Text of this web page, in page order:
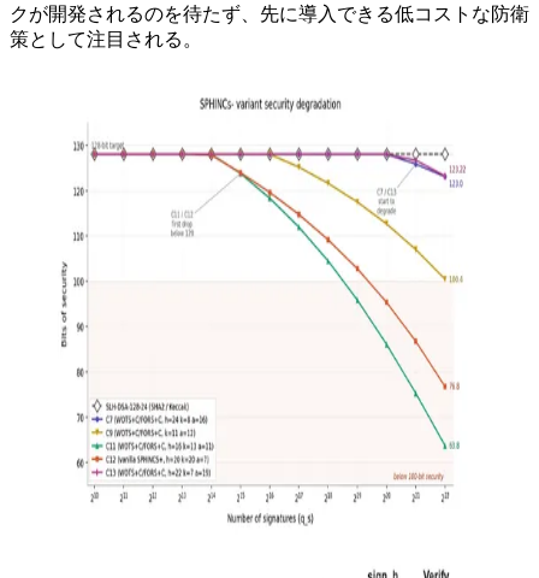
クが開発されるのを待たず、先に導入できる低コストな防衛
策として注目される。